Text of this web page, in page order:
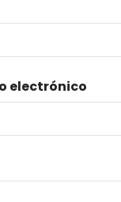
electrónico